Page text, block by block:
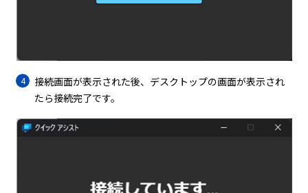
接続画面が表示された後、デスクトップの画面が表示され
たら接続完了です。